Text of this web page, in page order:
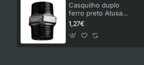
Casquilho duplo
ferro preto Atusa
3/4"
1,27€